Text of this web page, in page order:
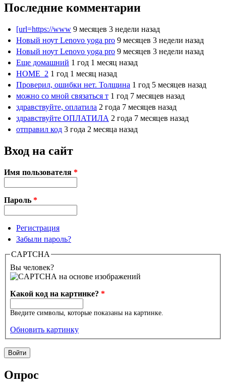
Последние комментарии
[url=https://www 9 месяцев 3 недели назад
Новый ноут Lenovo yoga pro 9 месяцев 3 недели назад
Новый ноут Lenovo yoga pro 9 месяцев 3 недели назад
Еще домашний 1 год 1 месяц назад
HOME_2 1 год 1 месяц назад
Проверил, ошибки нет. Толщина 1 год 5 месяцев назад
можно со мной связаться т 1 год 7 месяцев назад
здравствуйте, оплатила 2 года 7 месяцев назад
здравствуйте ОПЛАТИЛА 2 года 7 месяцев назад
отправил код 3 года 2 месяца назад
Вход на сайт
Имя пользователя *
Пароль *
Регистрация
Забыли пароль?
CAPTCHA
Вы человек?
Какой код на картинке? *
Введите символы, которые показаны на картинке.
Обновить картинку
Опрос